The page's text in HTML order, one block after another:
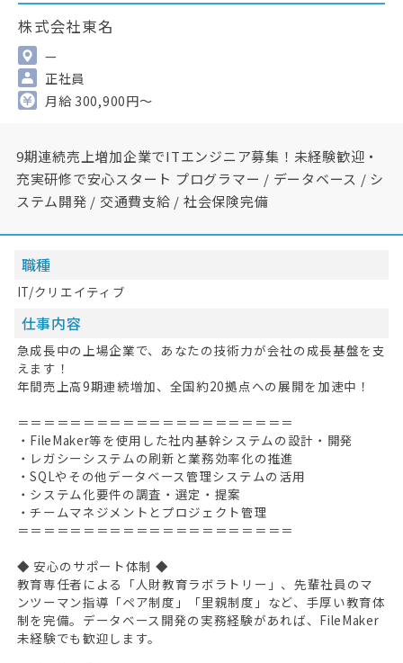
株式会社東名
—
正社員
月給 300,900円～
9期連続売上増加企業でITエンジニア募集！未経験歓迎・
充実研修で安心スタート プログラマー / データベース / シ
ステム開発 / 交通費支給 / 社会保険完備
職種
IT/クリエイティブ
仕事内容
急成長中の上場企業で、あなたの技術力が会社の成長基盤を支
えます！
年間売上高9期連続増加、全国約20拠点への展開を加速中！
＝＝＝＝＝＝＝＝＝＝＝＝＝＝＝＝＝＝＝＝＝
・FileMaker等を使用した社内基幹システムの設計・開発
・レガシーシステムの刷新と業務効率化の推進
・SQLやその他データベース管理システムの活用
・システム化要件の調査・選定・提案
・チームマネジメントとプロジェクト管理
＝＝＝＝＝＝＝＝＝＝＝＝＝＝＝＝＝＝＝＝＝
◆ 安心のサポート体制 ◆
教育専任者による「人財教育ラボラトリー」、先輩社員のマ
ンツーマン指導「ペア制度」「里親制度」など、手厚い教育体
制を完備。データベース開発の実務経験があれば、FileMaker
未経験でも歓迎します。